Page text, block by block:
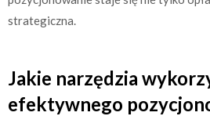
strategiczna.
Jakie narzędzia
efektywnego